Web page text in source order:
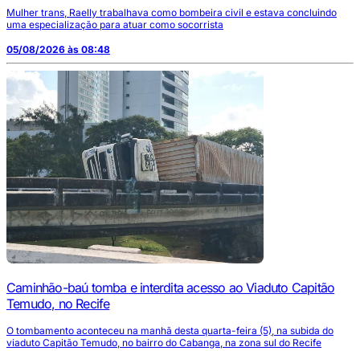
Mulher trans, Raelly trabalhava como bombeira civil e estava concluindo
uma especialização para atuar como socorrista
05/08/2026 às 08:48
Caminhão-baú tomba e interdita acesso ao Viaduto Capitão
Temudo, no Recife
O tombamento aconteceu na manhã desta quarta-feira (5), na subida do
viaduto Capitão Temudo, no bairro do Cabanga, na zona sul do Recife